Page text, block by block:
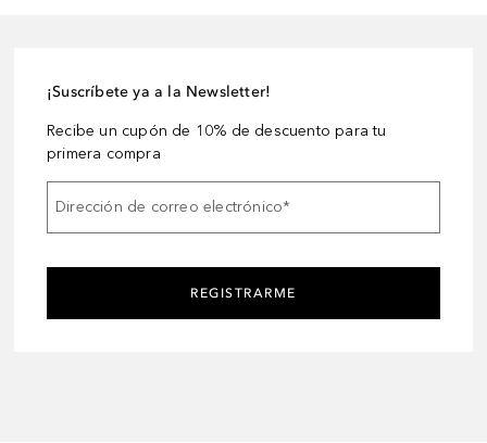
¡Suscríbete ya a la Newsletter!
Recibe un cupón de 10% de descuento para tu
primera compra
Dirección de correo electrónico*
REGISTRARME